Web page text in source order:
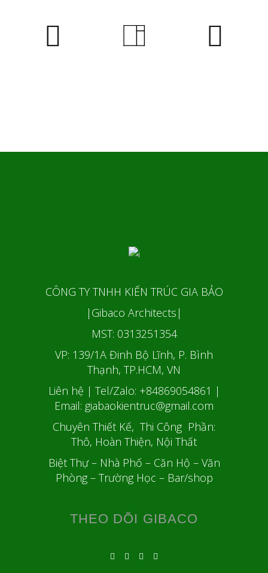
CÔNG TY TNHH KIẾN TRÚC GIA BẢO
|Gibaco Architects|
MST: 0313251354
VP: 139/1A Đinh Bộ Lĩnh, P. Bình
Thạnh, TP.HCM, VN
Liên hệ | Tel/Zalo: +84869054861 |
Email: giabaokientruc@gmail.com
Chuyên Thiết Kế, Thi Công Phần:
Thô, Hoàn Thiện, Nội Thất
Biệt Thự – Nhà Phố – Căn Hộ – Văn
Phòng – Trường Học – Bar/shop
THEO DÕI GIBACO